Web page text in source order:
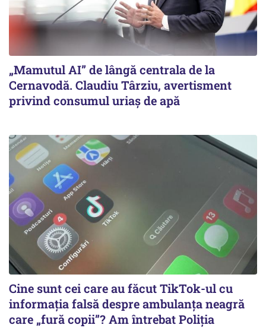
„Mamutul AI” de lângă centrala de la
Cernavodă. Claudiu Târziu, avertisment
privind consumul uriaș de apă
Cine sunt cei care au făcut TikTok-ul cu
informația falsă despre ambulanța neagră
care „fură copii”? Am întrebat Poliția